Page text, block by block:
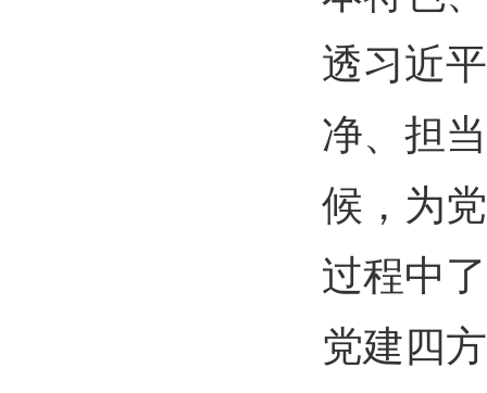
透习近
净、担
候，为
过程中
党建四